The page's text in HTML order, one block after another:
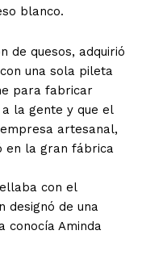
blanco.
de quesos, adquirió
una sola pileta
para fabricar
la gente y que el
artesanal,
en la gran fábrica
con el
designó de una
conocía Aminda